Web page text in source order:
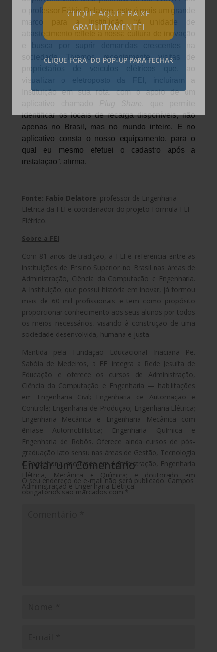
CLIQUE AQUI E BAIXE
GRATUITAMENTE!
CLIQUE FORA DO POP-UP PARA FECHAR
o professor Fábio Delatore, este é mais um grande
abastecimento reflete a nossa cultura de inovação
sociedade. Tivemos, recentemente, visitas de
Instituição em sua rota, com o apoio de um
identificar os locais de recarga disponíveis, não
apenas no Brasil, mas no mundo inteiro. E no
aplicativo consta o nosso equipamento, para o
qual eu mesmo efetuei o cadastro após a
instalação”, afirma.
Fonte: Fabio Delatore: professor de Engenharia
Elétrica da FEI e coordenador do projeto Fórmula FEI
Elétrico.
Sobre a FEI
Com 81 anos de tradição, a FEI é referência entre as
instituições de Ensino Superior no Brasil nas áreas de
Administração, Ciência da Computação e Engenharia.
A Instituição, que possui história em inovar, já formou
mais de 60 mil profissionais e tem como propósito
proporcionar conhecimento aos seus alunos por todos
os meios necessários, visando à construção de uma
sociedade desenvolvida, humana e justa.
Mantida pela Fundação Educacional Inaciana Pe.
Sabóia de Medeiros, a FEI integra a Rede Jesuíta de
Educação e oferece os cursos de Administração,
Ciência da Computação e Engenharia — habilitações
em Engenharia Civil; Engenharia de Automação e
Controle; Engenharia de Produção; Engenharia Elétrica;
Engenharia Mecânica e Engenharia Mecânica com
ênfase Automobilística; Engenharia Química e
Engenharia de Robôs. Oferece ainda cursos de pós-
graduação lato sensu nas áreas de Gestão, Tecnologia
e Engenharia; mestrado em Administração, Engenharia
Elétrica, Mecânica e Química; e doutorado em
Administração e Engenharia Elétrica.
Enviar um Comentário
O seu endereço de e-mail não será publicado. Campos
obrigatórios são marcados com*